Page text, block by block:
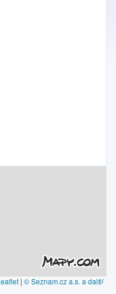
| © Seznam.cz a.s. a další